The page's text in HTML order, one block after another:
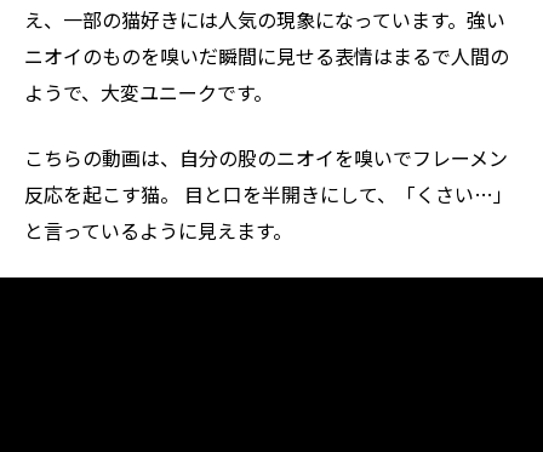
え、一部の猫好きには人気の現象になっています。強い
ニオイのものを嗅いだ瞬間に見せる表情はまるで人間の
ようで、大変ユニークです。
こちらの動画は、自分の股のニオイを嗅いでフレーメン
反応を起こす猫。 目と口を半開きにして、「くさい…」
と言っているように見えます。